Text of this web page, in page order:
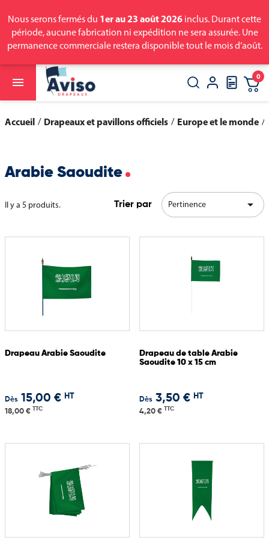
Nous serons fermés du 1er au 23 août 2026 inclus. Durant cette
période, aucune fabrication ni expédition ne sera assurée. Une
permanence commerciale restera disponible tout le mois d’août.
 0
search
Accueil Drapeaux et pavillons officiels Europe et le monde
Arabie Saoudite
Il y a 5 produits. Trier par Pertinence 
Drapeau Arabie Saoudite
Dès 15,00 € HT
18,00 € TTC
Drapeau de table Arabie
Saoudite 10 x 15 cm
Dès 3,50 € HT
4,20 € TTC